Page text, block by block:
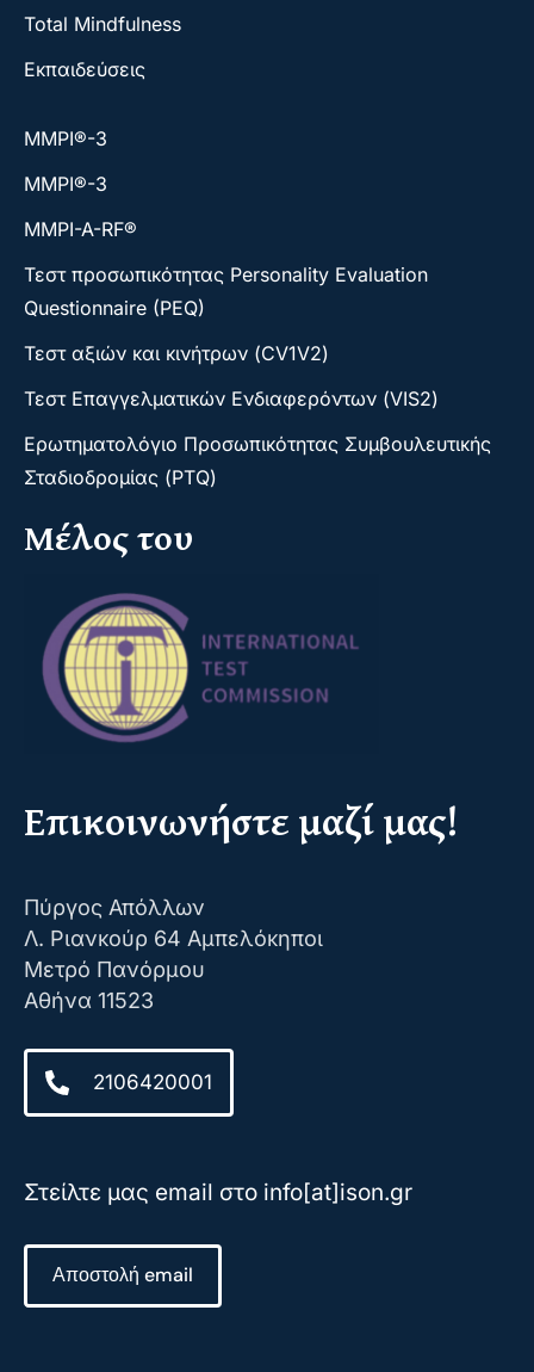
Total Mindfulness
Εκπαιδεύσεις
ΜΜΡΙ®-3
ΜΜΡΙ®-3
MMPI-A-RF®
Τεστ προσωπικότητας Personality Evaluation
Questionnaire (PEQ)
Τεστ αξιών και κινήτρων (CV1V2)
Τεστ Επαγγελματικών Ενδιαφερόντων (VIS2)
Ερωτηματολόγιο Προσωπικότητας Συμβουλευτικής
Σταδιοδρομίας (PTQ)
Μέλος του
Επικοινωνήστε μαζί μας!
Πύργος Απόλλων
Λ. Ριανκούρ 64 Αμπελόκηποι
Μετρό Πανόρμου
Αθήνα 11523
2106420001
Στείλτε μας email στο info[at]ison.gr
Αποστολή email